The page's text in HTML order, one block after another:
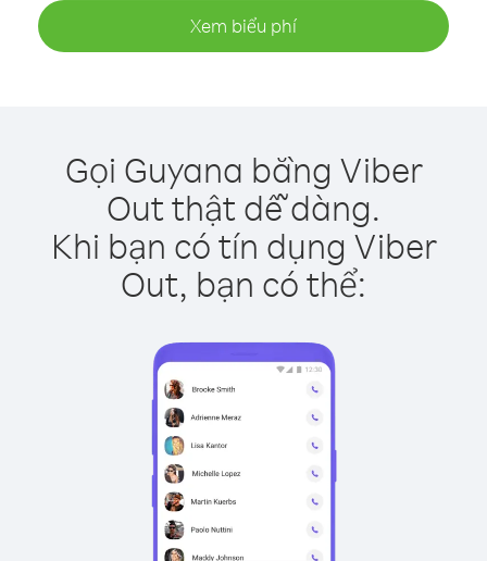
Xem biểu phí
Gọi Guyana bằng Viber
Out thật dễ dàng.
Khi bạn có tín dụng Viber
Out, bạn có thể: